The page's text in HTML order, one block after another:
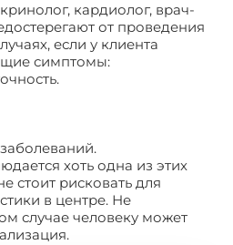
кардиолог, врач-
от проведения
если у клиента
симптомы:
хоть одна из этих
стоит рисковать для
в центре. Не
случае человеку может